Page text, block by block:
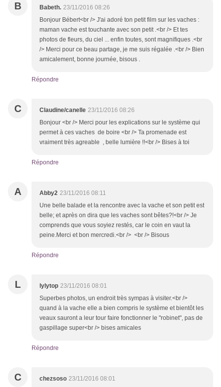
B Babeth. 23/11/2016 08:26
Bonjour Bébert<br /> J'ai adoré ton petit film sur les vaches :
maman vache est touchante avec son petit .<br /> Et tes
photos de fleurs, du ciel ... enfin toutes, sont magnifiques .<br
/> Merci pour ce beau partage, je me suis régalée .<br /> Bien
amicalement, bonne journée, bisous .
Répondre
C Claudine/canelle 23/11/2016 08:26
Bonjour <br /> Merci pour les explications sur le système qui
permet à ces vaches de boire <br /> Ta promenade est
vraiment très agreable , belle lumière !!<br /> Bises à toi
Répondre
A Abby2 23/11/2016 08:11
Une belle balade et la rencontre avec la vache et son petit est
belle; et après on dira que les vaches sont bêtes?!<br /> Je
comprends que vous soyiez restés, car le coin en vaut la
peine.Merci et bon mercredi.<br /> <br /> Bisous
Répondre
L lylytop 23/11/2016 08:01
Superbes photos, un endroit très sympas à visiter.<br />
quand à la vache elle a bien compris le système et bientôt les
veaux sauront a leur tour faire fonctionner le "robinet", pas de
gaspillage super<br /> bises amicales
Répondre
C chezsoso 23/11/2016 08:01